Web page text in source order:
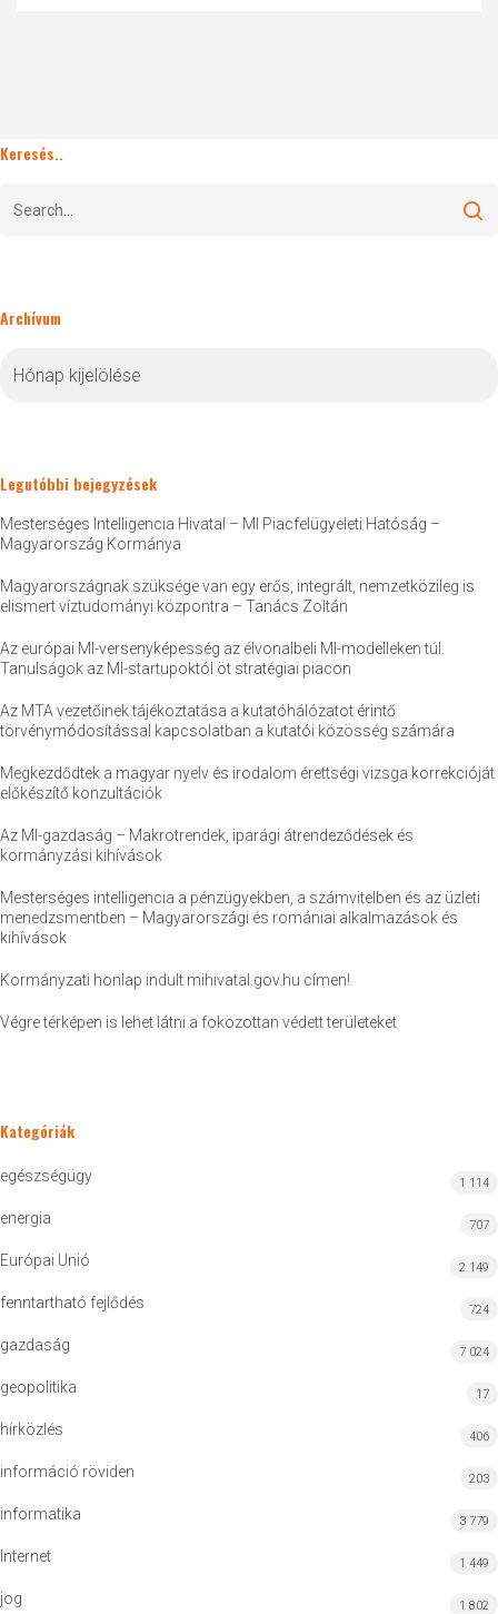
Keresés..
Archívum
Legutóbbi bejegyzések
Mesterséges Intelligencia Hivatal – MI Piacfelügyeleti Hatóság –
Magyarország Kormánya
Magyarországnak szüksége van egy erős, integrált, nemzetközileg is
elismert víztudományi központra – Tanács Zoltán
Az európai MI-versenyképesség az élvonalbeli MI-modelleken túl.
Tanulságok az MI-startupoktól öt stratégiai piacon
Az MTA vezetőinek tájékoztatása a kutatóhálózatot érintő
törvénymódosítással kapcsolatban a kutatói közösség számára
Megkezdődtek a magyar nyelv és irodalom érettségi vizsga korrekcióját
előkészítő konzultációk
Az MI-gazdaság – Makrotrendek, iparági átrendeződések és
kormányzási kihívások
Mesterséges intelligencia a pénzügyekben, a számvitelben és az üzleti
menedzsmentben – Magyarországi és romániai alkalmazások és
kihívások
Kormányzati honlap indult mihivatal.gov.hu címen!
Végre térképen is lehet látni a fokozottan védett területeket
Kategóriák
egészségügy 1 114
energia 707
Európai Unió 2 149
fenntartható fejlődés 724
gazdaság 7 024
geopolitika 17
hírközlés 406
információ röviden 203
informatika 3 779
Internet 1 449
jog 1 802